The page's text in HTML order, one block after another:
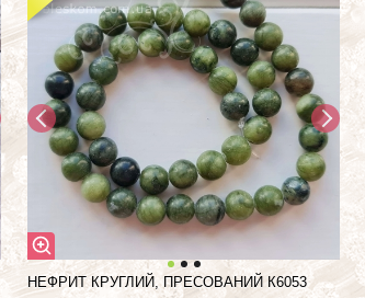
НЕФРИТ КРУГЛИЙ, ПРЕСОВАНИЙ К6053